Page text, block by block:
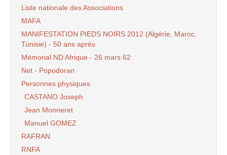
Liste nationale des Associations
MAFA
MANIFESTATION PIEDS NOIRS 2012 (Algérie, Maroc,
Tunisie) - 50 ans après
Mémorial ND Afrique - 26 mars 62
Net - Popodoran
Personnes physiques
CASTANO Joseph
Jean Monneret
Manuel GOMEZ
RAFRAN
RNFA